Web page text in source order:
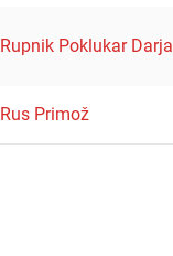
Rupnik Poklukar Darja
Rus Primož